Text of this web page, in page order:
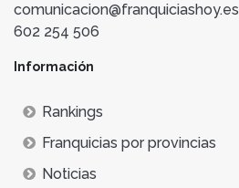
comunicacion@franquiciashoy.es
602 254 506
Información
Rankings
Franquicias por provincias
Noticias